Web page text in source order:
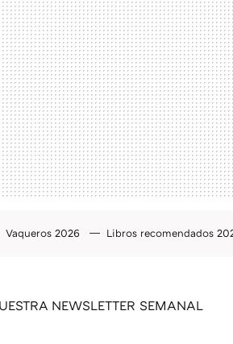
Vaqueros 2026 Libros recomendados
NEWSLETTER SEMANAL